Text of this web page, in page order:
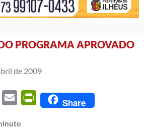
PROGRAMA APROVADO
de 2009
Twitter Email PrintFriendly
Share